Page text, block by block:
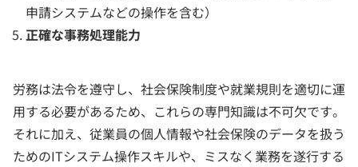
申請システムなどの操作を含む）
正確な事務処理能力
労務は法令を遵守し、社会保険制度や就業規則を適切に運
用する必要があるため、これらの専門知識は不可欠です。
それに加え、従業員の個人情報や社会保険のデータを扱う
ためのITシステム操作スキルや、ミスなく業務を遂行する